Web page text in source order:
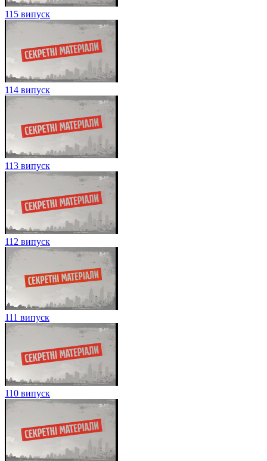
115 випуск
114 випуск
113 випуск
112 випуск
111 випуск
110 випуск